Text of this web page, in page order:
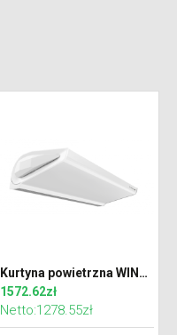
Kurtyna powietrzna WING C100 EC zimna
1572.62zł
Netto:1278.55zł